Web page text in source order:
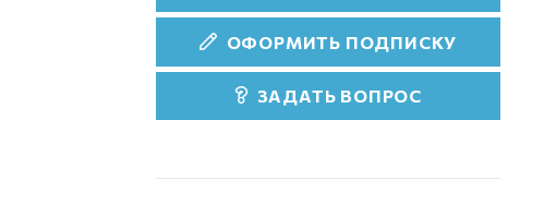
ОФОРМИТЬ ПОДПИСКУ
ЗАДАТЬ ВОПРОС